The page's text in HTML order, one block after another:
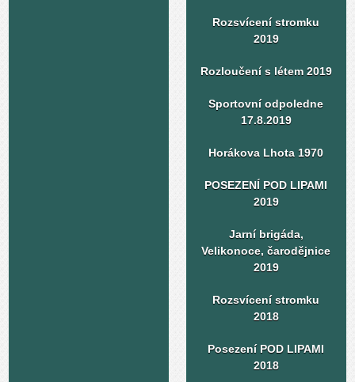
Rozsvícení stromku
2019
Rozloučení s létem 2019
Sportovní odpoledne
17.8.2019
Horákova Lhota 1970
POSEZENÍ POD LIPAMI
2019
Jarní brigáda,
Velikonoce, čarodějnice
2019
Rozsvícení stromku
2018
Posezení POD LIPAMI
2018